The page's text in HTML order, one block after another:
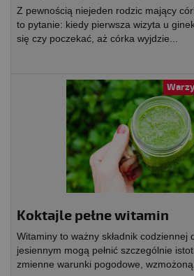
Z pewnością niejeden rodzic mający
to pytanie: kiedy pierwsza wizyta u
się czy poczekać, aż córka wyjdzie...
Koktajle pełne witamin
Witaminy to ważny składnik codziennej
jesiennym mogą pełnić szczególnie
zmienne warunki pogodowe,